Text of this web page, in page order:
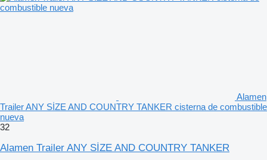
Alamen
Trailer ANY SİZE AND COUNTRY TANKER cisterna de combustible
nueva
32
Alamen Trailer ANY SİZE AND COUNTRY TANKER